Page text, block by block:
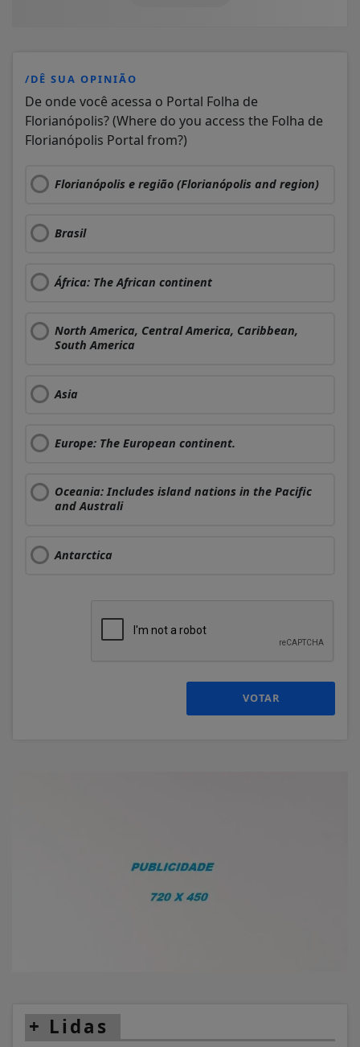
/DÊ SUA OPINIÃO
De onde você acessa o Portal Folha de
Florianópolis? (Where do you access the Folha de
Florianópolis Portal from?)
Florianópolis e região (Florianópolis and region)
Brasil
África: The African continent
North America, Central America, Caribbean,
South America
Asia
Europe: The European continent.
Oceania: Includes island nations in the Pacific
and Australi
Antarctica
VOTAR
+ Lidas